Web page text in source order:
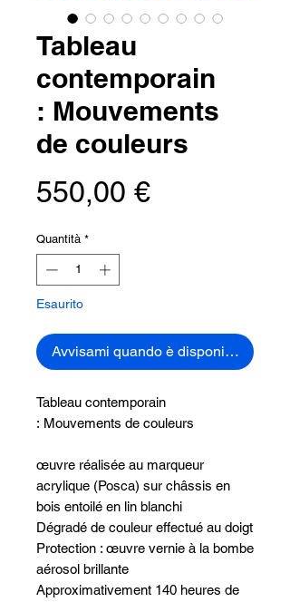
Tableau
contemporain
: Mouvements
de couleurs
550,00 €Prezzo
Quantità *
Esaurito
Avvisami quando è disponibile
Tableau contemporain
: Mouvements de couleurs
œuvre réalisée au marqueur
acrylique (Posca) sur châssis en
bois entoilé en lin blanchi
Dégradé de couleur effectué au doigt
Protection : œuvre vernie à la bombe
aérosol brillante
Approximativement 140 heures de